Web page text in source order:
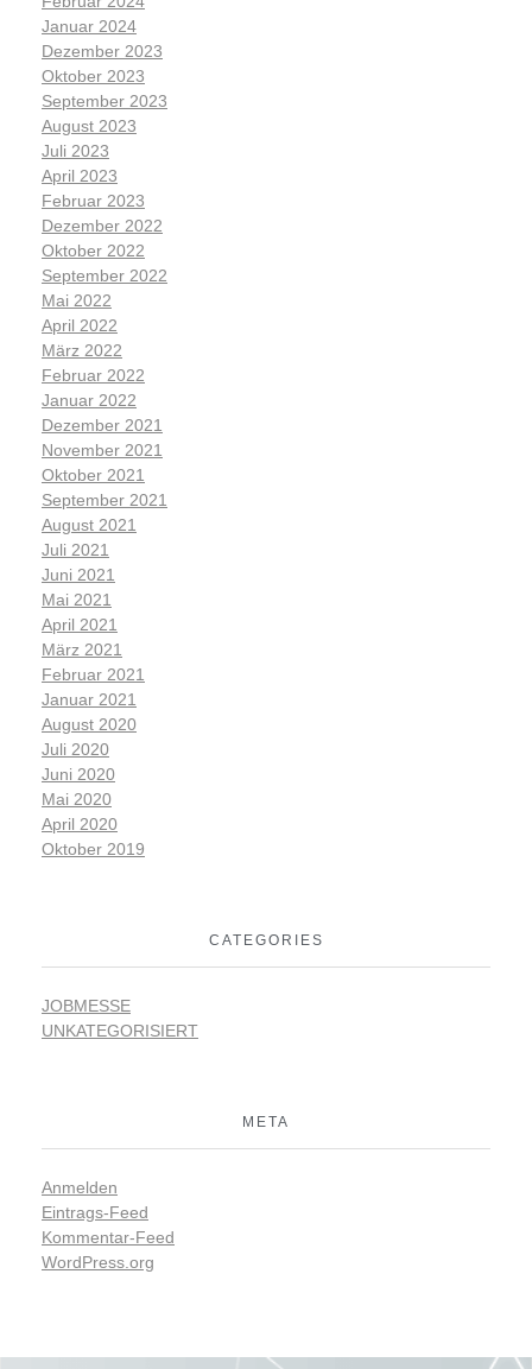
Januar 2024
Dezember 2023
Oktober 2023
September 2023
August 2023
Juli 2023
April 2023
Februar 2023
Dezember 2022
Oktober 2022
September 2022
Mai 2022
April 2022
März 2022
Februar 2022
Januar 2022
Dezember 2021
November 2021
Oktober 2021
September 2021
August 2021
Juli 2021
Juni 2021
Mai 2021
April 2021
März 2021
Februar 2021
Januar 2021
August 2020
Juli 2020
Juni 2020
Mai 2020
April 2020
Oktober 2019
CATEGORIES
JOBMESSE
UNKATEGORISIERT
META
Anmelden
Eintrags-Feed
Kommentar-Feed
WordPress.org